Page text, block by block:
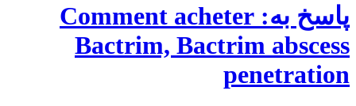
پاسخ به: Comment acheter
Bactrim, Bactrim abscess
penetration